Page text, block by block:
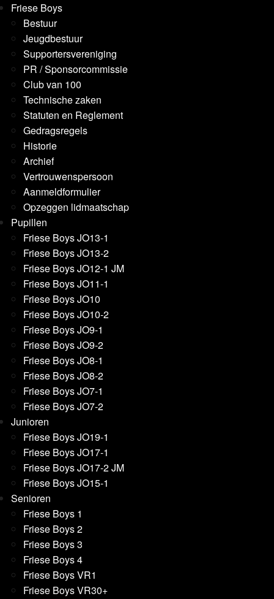
Friese Boys
Bestuur
Jeugdbestuur
Supportersvereniging
PR / Sponsorcommissie
Club van 100
Technische zaken
Statuten en Reglement
Gedragsregels
Historie
Archief
Vertrouwenspersoon
Aanmeldformulier
Opzeggen lidmaatschap
Pupillen
Friese Boys JO13-1
Friese Boys JO13-2
Friese Boys JO12-1 JM
Friese Boys JO11-1
Friese Boys JO10
Friese Boys JO10-2
Friese Boys JO9-1
Friese Boys JO9-2
Friese Boys JO8-1
Friese Boys JO8-2
Friese Boys JO7-1
Friese Boys JO7-2
Junioren
Friese Boys JO19-1
Friese Boys JO17-1
Friese Boys JO17-2 JM
Friese Boys JO15-1
Senioren
Friese Boys 1
Friese Boys 2
Friese Boys 3
Friese Boys 4
Friese Boys VR1
Friese Boys VR30+